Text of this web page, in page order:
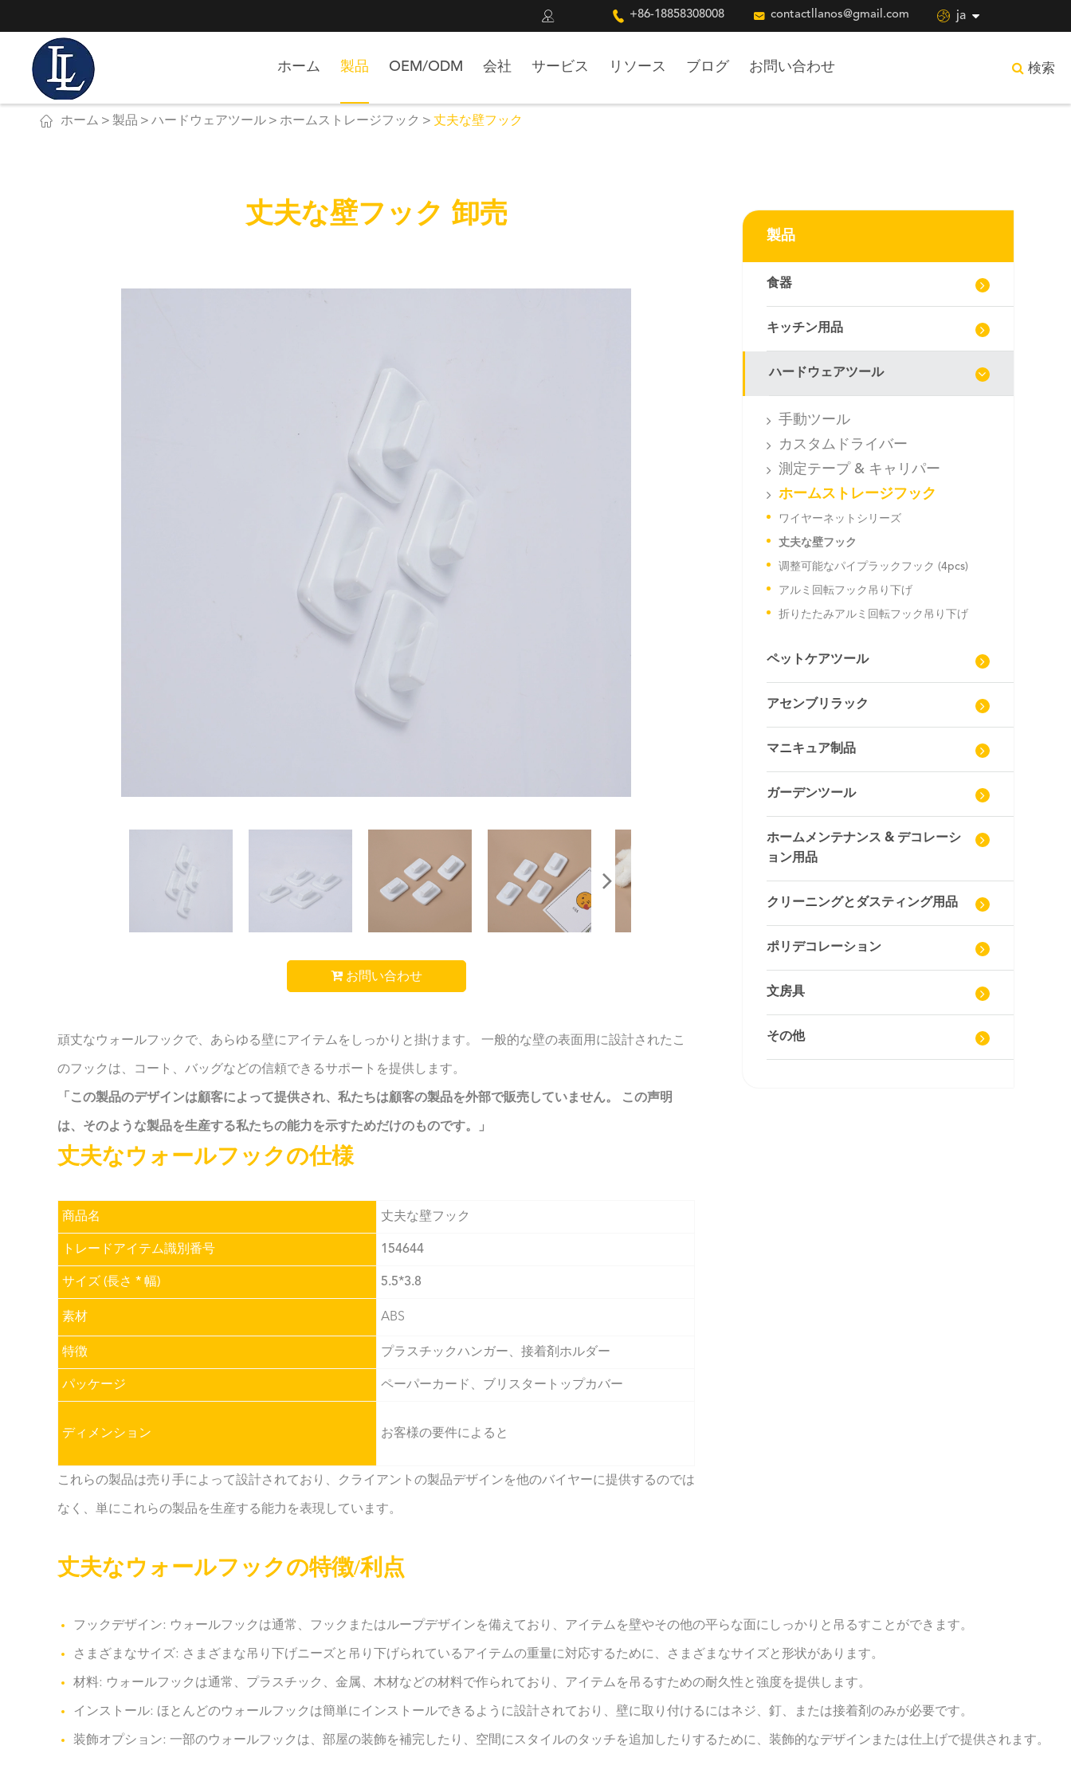
  +86-18858308008  contactllanos@gmail.com  ja
ホーム 製品 OEM/ODM 会社 サービス リソース ブログ お問い合わせ 検索
 ホーム 製品 ハードウェアツール ホームストレージフック 丈夫な壁フック
丈夫な壁フック 卸売
お問い合わせ
頑丈なウォールフックで、あらゆる壁にアイテムをしっかりと掛けます。 一般的な壁の表面用に設計されたこ
のフックは、コート、バッグなどの信頼できるサポートを提供します。
「この製品のデザインは顧客によって提供され、私たちは顧客の製品を外部で販売していません。 この声明
は、そのような製品を生産する私たちの能力を示すためだけのものです。」
丈夫なウォールフックの仕様
商品名 丈夫な壁フック
トレードアイテム識別番号 154644
サイズ (長さ * 幅) 5.5*3.8
素材 ABS
特徴 プラスチックハンガー、接着剤ホルダー
パッケージ ペーパーカード、ブリスタートップカバー
ディメンション お客様の要件によると
これらの製品は売り手によって設計されており、クライアントの製品デザインを他のバイヤーに提供するのでは
なく、単にこれらの製品を生産する能力を表現しています。
丈夫なウォールフックの特徴/利点
フックデザイン: ウォールフックは通常、フックまたはループデザインを備えており、アイテムを壁やその他の平らな面にしっかりと吊るすことができます。
さまざまなサイズ: さまざまな吊り下げニーズと吊り下げられているアイテムの重量に対応するために、さまざまなサイズと形状があります。
材料: ウォールフックは通常、プラスチック、金属、木材などの材料で作られており、アイテムを吊るすための耐久性と強度を提供します。
インストール: ほとんどのウォールフックは簡単にインストールできるように設計されており、壁に取り付けるにはネジ、釘、または接着剤のみが必要です。
装飾オプション: 一部のウォールフックは、部屋の装飾を補完したり、空間にスタイルのタッチを追加したりするために、装飾的なデザインまたは仕上げで提供されます。
製品
食器
キッチン用品
ハードウェアツール
手動ツール
カスタムドライバー
測定テープ & キャリパー
ホームストレージフック
ワイヤーネットシリーズ
丈夫な壁フック
调整可能なパイプラックフック (4pcs)
アルミ回転フック吊り下げ
折りたたみアルミ回転フック吊り下げ
ペットケアツール
アセンブリラック
マニキュア制品
ガーデンツール
ホームメンテナンス & デコレーシ
ョン用品
クリーニングとダスティング用品
ポリデコレーション
文房具
その他